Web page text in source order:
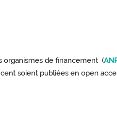
organismes de financement (
soient publiées en open